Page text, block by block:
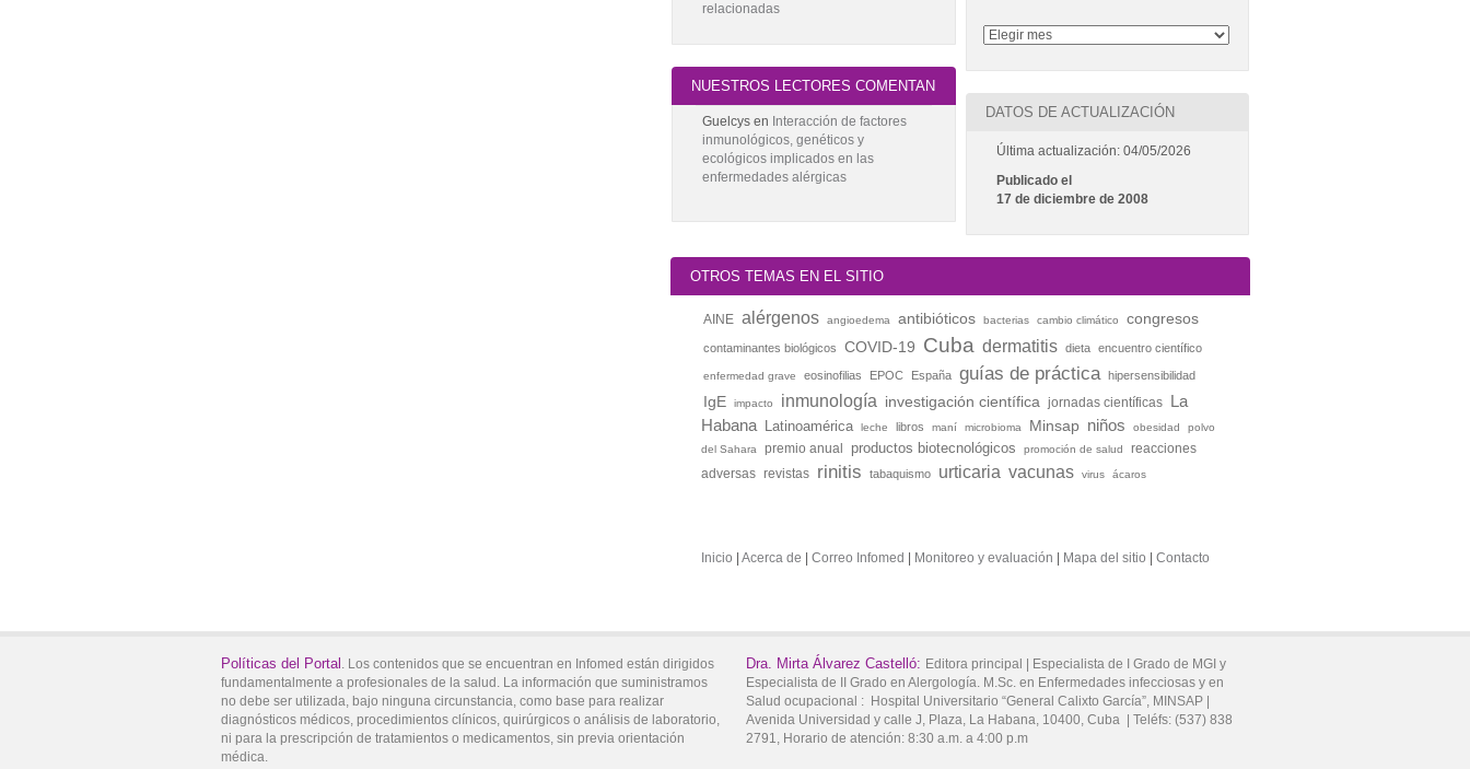
relacionadas
NUESTROS LECTORES COMENTAN
Guelcys en Interacción de factores
inmunológicos, genéticos y
ecológicos implicados en las
enfermedades alérgicas
DATOS DE ACTUALIZACIÓN
Última actualización: 04/05/2026
Publicado el
17 de diciembre de 2008
OTROS TEMAS EN EL SITIO
AINE alérgenos angioedema antibióticos bacterias cambio climático congresos
contaminantes biológicos COVID-19 Cuba dermatitis dieta encuentro científico
enfermedad grave eosinofilias EPOC España guías de práctica hipersensibilidad
IgE impacto inmunología investigación científica jornadas científicas La
Habana
Latinoamérica leche libros maní microbioma Minsap niños obesidad
polvo
del Sahara
premio anual productos biotecnológicos promoción de salud
reacciones
adversas revistas rinitis tabaquismo urticaria vacunas virus ácaros
Inicio |Acerca de |Correo Infomed | Monitoreo y evaluación | Mapa del sitio |Contacto
Políticas del Portal . Los contenidos que se encuentran en Infomed están dirigidos
fundamentalmente a profesionales de la salud. La información que suministramos
no debe ser utilizada, bajo ninguna circunstancia, como base para realizar
diagnósticos médicos, procedimientos clínicos, quirúrgicos o análisis de laboratorio,
ni para la prescripción de tratamientos o medicamentos, sin previa orientación
médica.
Dra. Mirta Álvarez Castelló: Editora principal | Especialista de I Grado de MGI y
Especialista de II Grado en Alergología. M.Sc. en Enfermedades infecciosas y en
Salud ocupacional : Hospital Universitario “General Calixto García”, MINSAP |
Avenida Universidad y calle J, Plaza, La Habana, 10400, Cuba | Teléfs: (537) 838
2791, Horario de atención: 8:30 a.m. a 4:00 p.m